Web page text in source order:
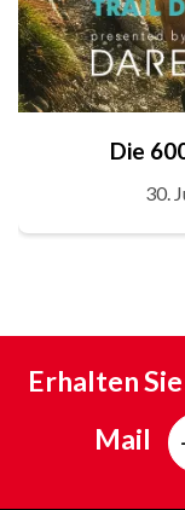
Die
30.
Erhalten
Mail